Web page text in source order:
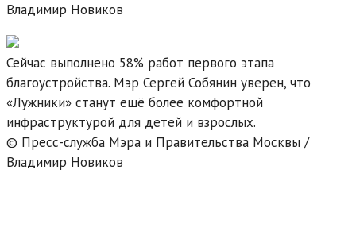
Владимир Новиков
Сейчас выполнено 58% работ первого этапа
благоустройства. Мэр Сергей Собянин уверен, что
«Лужники» станут ещё более комфортной
инфраструктурой для детей и взрослых.
© Пресс-служба Мэра и Правительства Москвы /
Владимир Новиков